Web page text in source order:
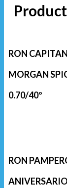
RON CAPITAN
MORGAN
0.70/40º
RON
ANIVERSARIO